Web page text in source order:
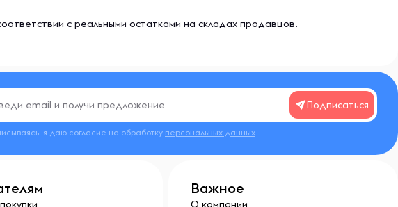
с реальными остатками на складах продавцов.
Подписаться
я даю согласие на обработку персональных данных
Важное
О компании